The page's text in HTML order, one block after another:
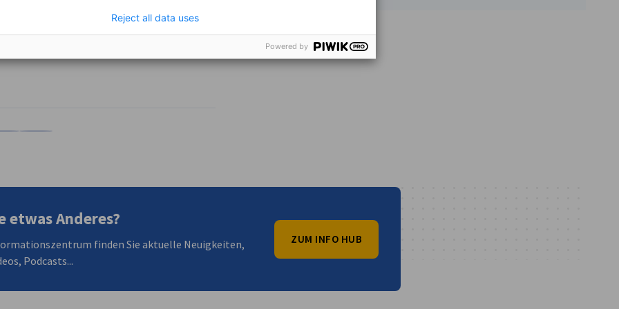
etwas Anderes?
finden Sie aktuelle Neuigkeiten,
Podcasts...
ZUM INFO HUB
Reject all data uses
Powered by